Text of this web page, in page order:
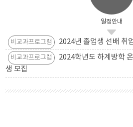
일정안내
비교과프로그램 2024년 졸업생 선배 취
비교과프로그램
2024학년도 하계방학
생 모집